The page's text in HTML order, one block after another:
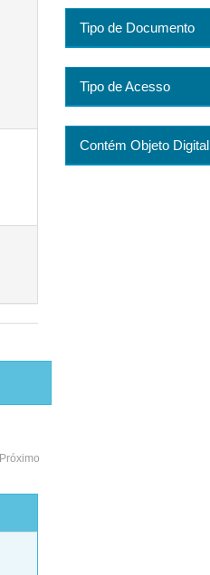
Próximo
Tipo de Documento
Tipo de Acesso
Contém Objeto Digital